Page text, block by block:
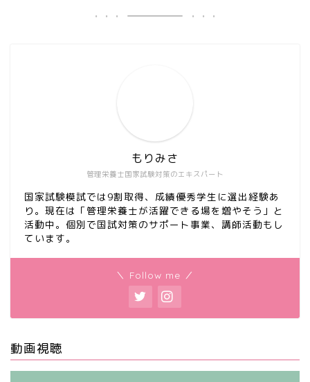
管理栄養士国家試験対策のエキスパート
もりみさ
国家試験模試では9割取得、成績優秀学生に選出経験あ
り。現在は「管理栄養士が活躍できる場を増やそう」と
活動中。個別で国試対策のサポート事業、講師活動もし
ています。
＼ Follow me ／
動画視聴